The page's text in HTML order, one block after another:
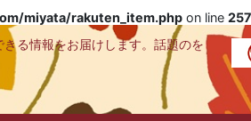
miyata/rakuten_item.php on line 257
る情報をお届けします。話題のを